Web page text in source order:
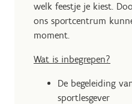
welk feestje je kiest.
ons sportcentrum
moment.
Wat is inbegrepen?
De begeleiding
sportlesgever